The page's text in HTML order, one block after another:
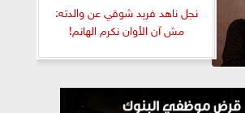
نجل ناهد فريد شوقي عن والدته:
مش آن الأوان نكرم الهانم!